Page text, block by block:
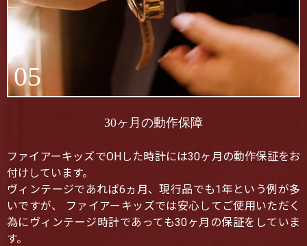
05
30ヶ月の動作保障
ファイアーキッズでOHした時計には30ヶ月の動作保証をお
付けしています。
ヴィンテージであれば6ヵ月、現行品でも1年という例が多
いですが、 ファイアーキッズでは安心してご使用いただく
為にヴィンテージ時計であっても30ヶ月の保証をしていま
す。